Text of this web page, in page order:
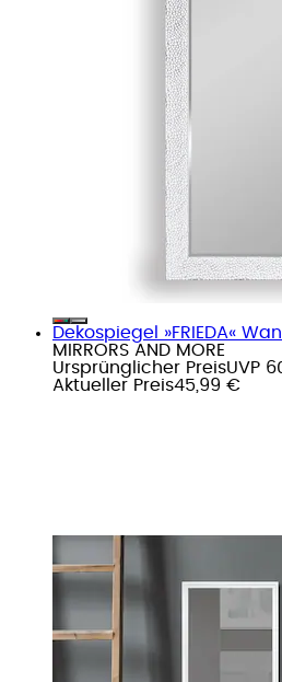
Dekospiegel »FRIEDA«
MIRRORS AND MORE
Ursprünglicher PreisUVP
Aktueller Preis45,99 €